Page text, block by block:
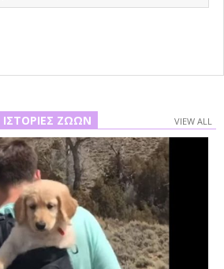
ΙΣΤΟΡΊΕΣ ΖΏΩΝ VIEW ALL